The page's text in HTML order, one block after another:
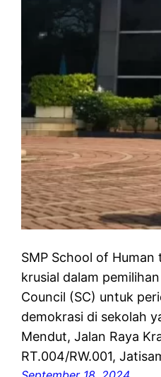
SMP School of
krusial dalam
Council (SC) untuk
demokrasi di sekolah
Mendut, Jalan Raya
RT.004/RW.001,